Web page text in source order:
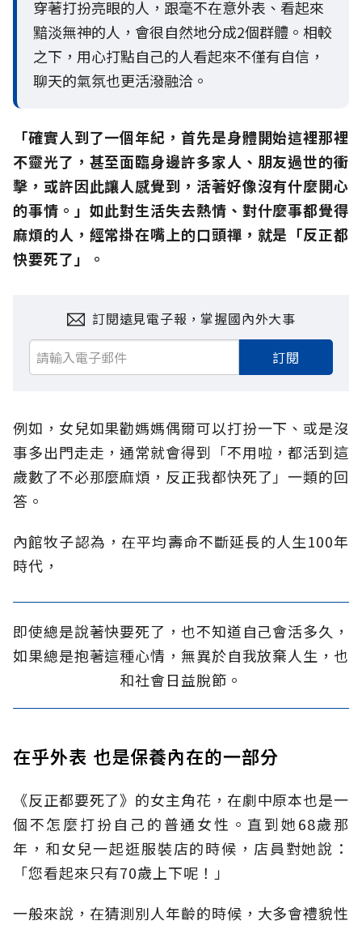
穿著打扮亮眼的人，跟毫不在意外表、看起來
黯淡無神的人，會很自然地分成2個群體。相較
之下，用心打點自己的人看起來不僅有自信，
聊天的氣氛也更活潑融洽。
「確實人到了一個年紀，首先是身體開始這裡那裡
不靈光了，甚至面臨身邊許多家人、朋友過世的衝
擊，或許因此讓人感覺到，活著好像沒有什麼開心
的事情。」如此對生活失去熱情、對什麼事都覺得
麻煩的人，經常掛在嘴上的口頭禪，就是「反正都
快要死了」。
訂閱遠見電子報，掌握國內外大事
訂閱
例如，女兒如果勸媽媽偶爾可以打扮一下、或是沒
事多出門走走，通常就會得到「不用啦，都活到這
歲數了不必那麼麻煩，反正我都快死了」一類的回
答。
內館牧子認為，在平均壽命不斷延長的人生100年
時代，
即使總是說著快要死了，也不知道自己會活多久，
如果總是抱著這種心情，無異於自我放棄人生，也
和社會日益脫節。
在乎外表 也是保養內在的一部分
《反正都要死了》的女主角花，在劇中原本也是一
個不怎麼打扮自己的普通女性。直到她68歲那
年，和女兒一起逛服裝店的時候，店員對她說：
「您看起來只有70歲上下呢！」
一般來說，在猜測別人年齡的時候，大多會禮貌性